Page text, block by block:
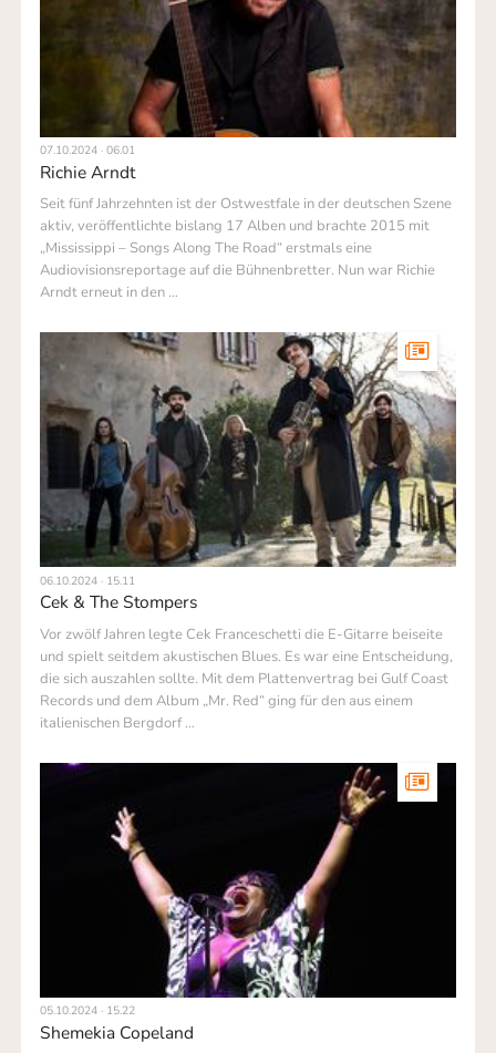
07.10.2024 · 06.01
Richie Arndt
Seit fünf Jahrzehnten ist der Ost­westfale in der deutschen Szene
aktiv, veröffentlichte bislang 17 Alben und brachte 2015 mit
„Mississippi – Songs Along The Road“ erstmals eine
Audiovisions­reportage auf die Bühnenbretter. Nun war Richie
Arndt erneut in den …
06.10.2024 · 15.11
Cek & The Stompers
Vor zwölf Jahren legte Cek France­schetti die E-Gitarre beiseite
und spielt seitdem akustischen Blues. Es war eine Entscheidung,
die sich auszahlen sollte. Mit dem Platten­vertrag bei Gulf Coast
Records und dem Album „Mr. Red“ ging für den aus einem
italienischen Bergdorf …
05.10.2024 · 15.22
Shemekia Copeland